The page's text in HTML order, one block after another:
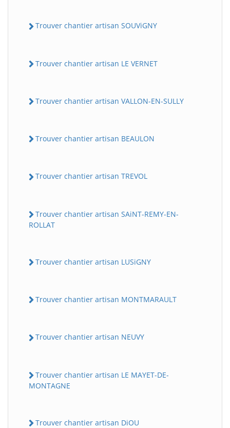
Trouver chantier artisan SOUViGNY
Trouver chantier artisan LE VERNET
Trouver chantier artisan VALLON-EN-SULLY
Trouver chantier artisan BEAULON
Trouver chantier artisan TREVOL
Trouver chantier artisan SAiNT-REMY-EN-
ROLLAT
Trouver chantier artisan LUSiGNY
Trouver chantier artisan MONTMARAULT
Trouver chantier artisan NEUVY
Trouver chantier artisan LE MAYET-DE-
MONTAGNE
Trouver chantier artisan DiOU